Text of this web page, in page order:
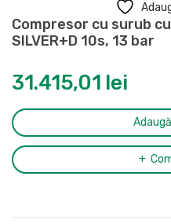
Compresor cu surub
SILVER+D 10s, 13 bar
31.415,01 lei